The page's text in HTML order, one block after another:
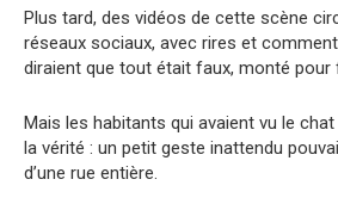
Plus tard, des vidéos de cette scène
réseaux sociaux, avec rires et
diraient que tout était faux, monté pour
Mais les habitants qui avaient vu le
la vérité : un petit geste inattendu
d’une rue entière.